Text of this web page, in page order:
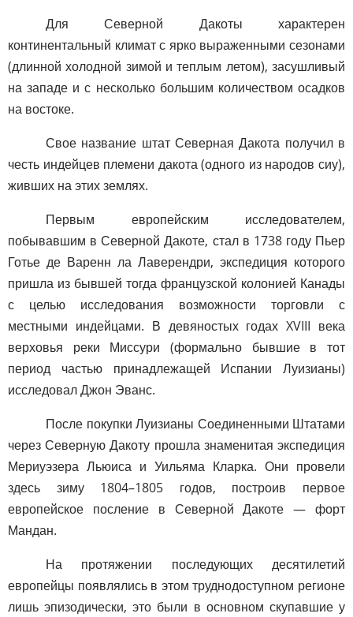
Для Северной Дакоты характерен
континентальный климат с ярко выраженными сезонами
(длинной холодной зимой и теплым летом), засушливый
на западе и с несколько большим количеством осадков
на востоке.
Свое название штат Северная Дакота получил в
честь индейцев племени дакота (одного из народов сиу),
живших на этих землях.
Первым европейским исследователем,
побывавшим в Северной Дакоте, стал в 1738 году Пьер
Готье де Варенн ла Лаверендри, экспедиция которого
пришла из бывшей тогда французской колонией Канады
с целью исследования возможности торговли с
местными индейцами. В девяностых годах XVIII века
верховья реки Миссури (формально бывшие в тот
период частью принадлежащей Испании Луизианы)
исследовал Джон Эванс.
После покупки Луизианы Соединенными Штатами
через Северную Дакоту прошла знаменитая экспедиция
Мериуэзера Льюиса и Уильяма Кларка. Они провели
здесь зиму 1804–1805 годов, построив первое
европейское посление в Северной Дакоте — форт
Мандан.
На протяжении последующих десятилетий
европейцы появлялись в этом труднодоступном регионе
лишь эпизодически, это были в основном скупавшие у